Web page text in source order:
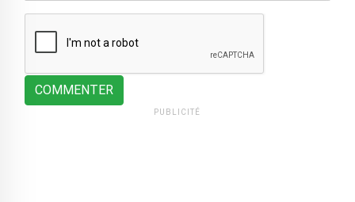
COMMENTER
PUBLICITÉ